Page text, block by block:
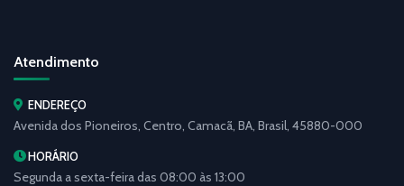
Atendimento
ENDEREÇO
Avenida dos Pioneiros, Centro, Camacã, BA, Brasil, 45880-000
HORÁRIO
Segunda a sexta-feira das 08:00 às 13:00